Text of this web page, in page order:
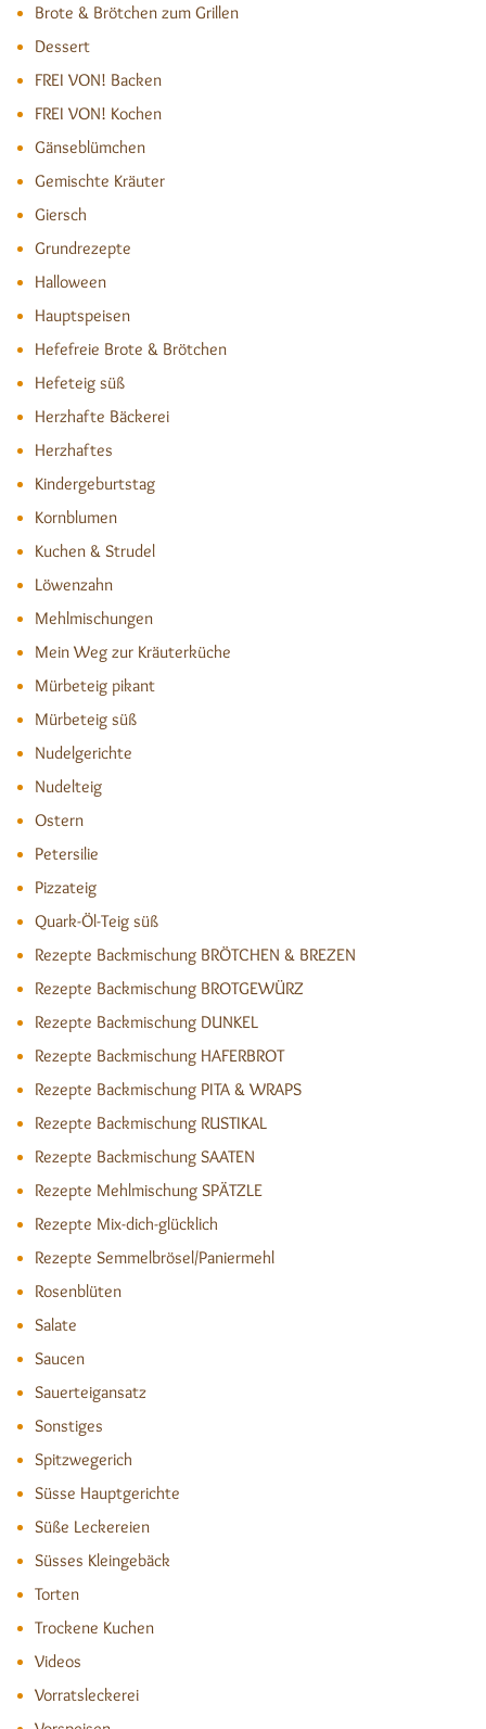
Brote & Brötchen zum Grillen
Dessert
FREI VON! Backen
FREI VON! Kochen
Gänseblümchen
Gemischte Kräuter
Giersch
Grundrezepte
Halloween
Hauptspeisen
Hefefreie Brote & Brötchen
Hefeteig süß
Herzhafte Bäckerei
Herzhaftes
Kindergeburtstag
Kornblumen
Kuchen & Strudel
Löwenzahn
Mehlmischungen
Mein Weg zur Kräuterküche
Mürbeteig pikant
Mürbeteig süß
Nudelgerichte
Nudelteig
Ostern
Petersilie
Pizzateig
Quark-Öl-Teig süß
Rezepte Backmischung BRÖTCHEN & BREZEN
Rezepte Backmischung BROTGEWÜRZ
Rezepte Backmischung DUNKEL
Rezepte Backmischung HAFERBROT
Rezepte Backmischung PITA & WRAPS
Rezepte Backmischung RUSTIKAL
Rezepte Backmischung SAATEN
Rezepte Mehlmischung SPÄTZLE
Rezepte Mix-dich-glücklich
Rezepte Semmelbrösel/Paniermehl
Rosenblüten
Salate
Saucen
Sauerteigansatz
Sonstiges
Spitzwegerich
Süsse Hauptgerichte
Süße Leckereien
Süsses Kleingebäck
Torten
Trockene Kuchen
Videos
Vorratsleckerei